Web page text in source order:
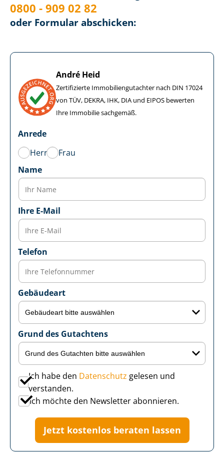
0800 - 909 02 82
oder Formular abschicken:
André Heid
Zertifizierte Im­mo­bi­li­en­gut­ach­ter nach DIN 17024
von TÜV, DEKRA, IHK, DIA und EIPOS bewerten
Ihre Immobilie sachgemäß.
Anrede
Herr
Frau
Name
Ihre E-Mail
Telefon
Gebäudeart
Grund des Gutachtens
Ich habe den Datenschutz gelesen und
verstanden.
Ich möchte den Newsletter abonnieren.
Jetzt kostenlos beraten lassen